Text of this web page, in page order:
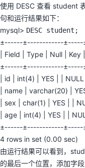
使用 DESC 查看 student
句和运行结果如下：
mysql> DESC student;
±------±------------
| Field | Type | Null | Key
±------±------------
| id | int(4) | YES | | NULL
| name | varchar(20) |
| sex | char(1) | YES | |
| age | int(4) | YES | |
±------±------------
4 rows in set (0.00 sec)
由运行结果可以看到，
的最后一个位置，添加字段